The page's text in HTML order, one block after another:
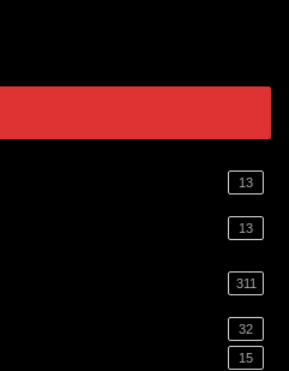
13
13
311
32
15